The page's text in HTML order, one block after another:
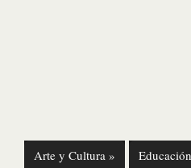
Arte y Cultura » Educación